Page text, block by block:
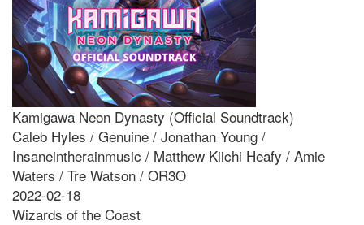
Kamigawa Neon Dynasty (Official Soundtrack)
Caleb Hyles / Genuine / Jonathan Young /
Insaneintherainmusic / Matthew Kiichi Heafy / Amie
Waters / Tre Watson / OR3O
2022-02-18
Wizards of the Coast